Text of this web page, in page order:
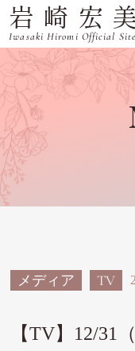
岩崎宏美
Iwasaki Hiromi Official Site
メディア TV
【TV】12/31